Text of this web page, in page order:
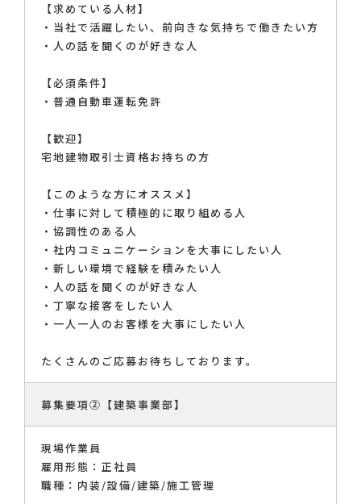
【求めている人材】
・当社で活躍したい、前向きな気持ちで働きたい方
・人の話を聞くのが好きな人
【必須条件】
・普通自動車運転免許
【歓迎】
宅地建物取引士資格お持ちの方
【このような方にオススメ】
・仕事に対して積極的に取り組める人
・協調性のある人
・社内コミュニケーションを大事にしたい人
・新しい環境で経験を積みたい人
・人の話を聞くのが好きな人
・丁寧な接客をしたい人
・一人一人のお客様を大事にしたい人
たくさんのご応募お待ちしております。
募集要項②【建築事業部】
現場作業員
雇用形態：正社員
職種：内装/設備/建築/施工管理